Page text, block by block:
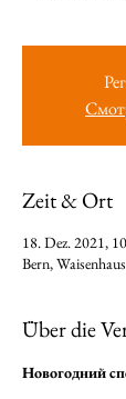
Zeit & Ort
18. Dez. 2021,
Bern,
Über die
Новогодний